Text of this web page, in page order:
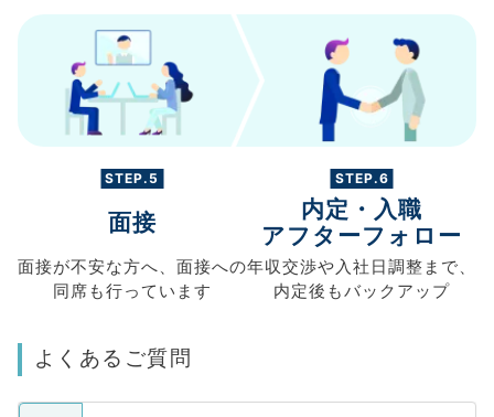
STEP.5
面接
面接が不安な方へ、 面接への
同席も行っています
STEP.6
内定・入職
アフターフォロー
年収交渉や入社日調整まで、
内定後もバックアップ
よくあるご質問